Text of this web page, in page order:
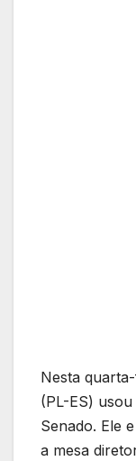
Nesta
(PL-ES)
Senado. Ele
a mesa